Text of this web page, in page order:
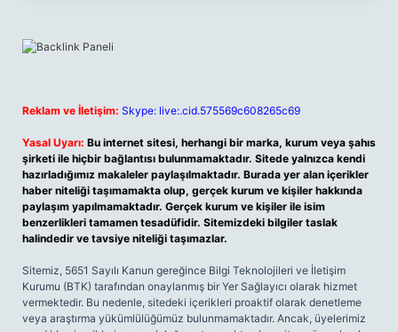
Reklam ve İletişim: Skype: live:.cid.575569c608265c69
Yasal Uyarı: Bu internet sitesi, herhangi bir marka, kurum veya şahıs
şirketi ile hiçbir bağlantısı bulunmamaktadır. Sitede yalnızca kendi
hazırladığımız makaleler paylaşılmaktadır. Burada yer alan içerikler
haber niteliği taşımamakta olup, gerçek kurum ve kişiler hakkında
paylaşım yapılmamaktadır. Gerçek kurum ve kişiler ile isim
benzerlikleri tamamen tesadüfidir. Sitemizdeki bilgiler taslak
halindedir ve tavsiye niteliği taşımazlar.
Sitemiz, 5651 Sayılı Kanun gereğince Bilgi Teknolojileri ve İletişim
Kurumu (BTK) tarafından onaylanmış bir Yer Sağlayıcı olarak hizmet
vermektedir. Bu nedenle, sitedeki içerikleri proaktif olarak denetleme
veya araştırma yükümlülüğümüz bulunmamaktadır. Ancak, üyelerimiz